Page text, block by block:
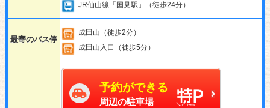
JR仙山線「国見駅」（徒歩24分）
最寄のバス停
成田山（徒歩2分）
成田山入口（徒歩5分）
予約ができる
周辺の駐車場